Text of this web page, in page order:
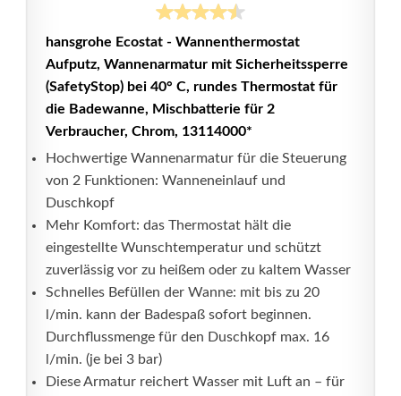
hansgrohe Ecostat - Wannenthermostat
Aufputz, Wannenarmatur mit Sicherheitssperre
(SafetyStop) bei 40° C, rundes Thermostat für
die Badewanne, Mischbatterie für 2
Verbraucher, Chrom, 13114000*
Hochwertige Wannenarmatur für die Steuerung
von 2 Funktionen: Wanneneinlauf und
Duschkopf
Mehr Komfort: das Thermostat hält die
eingestellte Wunschtemperatur und schützt
zuverlässig vor zu heißem oder zu kaltem Wasser
Schnelles Befüllen der Wanne: mit bis zu 20
l/min. kann der Badespaß sofort beginnen.
Durchflussmenge für den Duschkopf max. 16
l/min. (je bei 3 bar)
Diese Armatur reichert Wasser mit Luft an – für